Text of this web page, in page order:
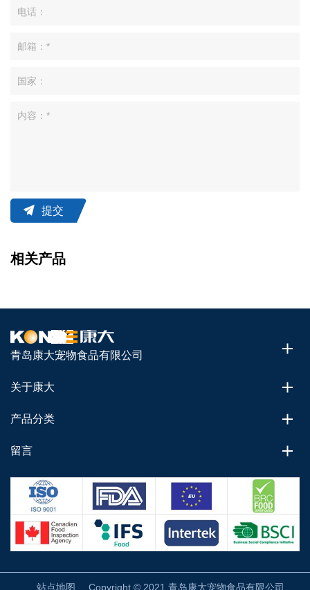
提交
相关产品
青岛康大宠物食品有限公司
关于康大
产品分类
留言
站点地图 Copyright © 2021 青岛康大宠物食品有限公司